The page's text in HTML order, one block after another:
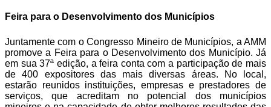
Feira para o Desenvolvimento dos Municípios
Juntamente com o Congresso Mineiro de Municípios, a AMM
promove a Feira para o Desenvolvimento dos Município. Já
em sua 37ª edição, a feira conta com a participação de mais
de 400 expositores das mais diversas áreas. No local,
estarão reunidos instituições, empresas e prestadores de
serviços, que acreditam no potencial dos municípios